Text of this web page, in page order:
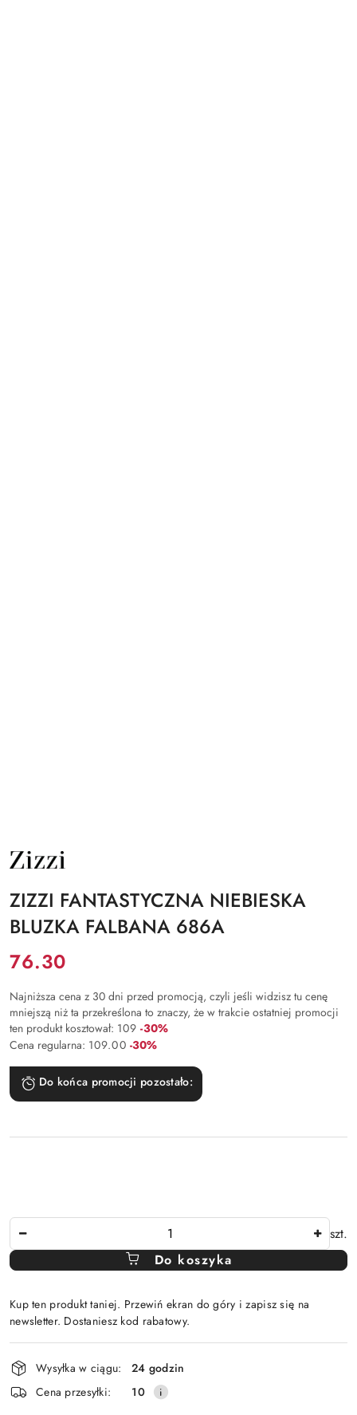
NAZWA
PRODUCENTA:
ZIZZI FANTASTYCZNA NIEBIESKA
BLUZKA FALBANA 686A
Cena:
76.30
Najniższa cena z 30 dni przed promocją, czyli jeśli widzisz tu cenę
mniejszą niż ta przekreślona to znaczy, że w trakcie ostatniej promocji
ten produkt kosztował: 109 Rabat:
-30%
Cena regularna: 109.00 Rabat:
-30%
Do końca promocji pozostało:
szt.
Do koszyka
Kup ten produkt taniej. Przewiń ekran do góry i zapisz się na
newsletter. Dostaniesz kod rabatowy.
Dostępność
i
dostawa
Wysyłka w ciągu:
24 godzin
Cena przesyłki:
10